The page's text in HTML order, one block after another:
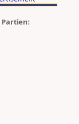
Partien: